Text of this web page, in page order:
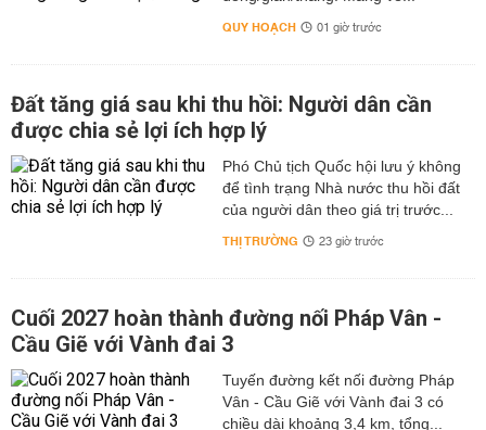
QUY HOẠCH 01 giờ trước
Đất tăng giá sau khi thu hồi: Người dân cần
được chia sẻ lợi ích hợp lý
Phó Chủ tịch Quốc hội lưu ý không
để tình trạng Nhà nước thu hồi đất
của người dân theo giá trị trước...
THỊ TRƯỜNG 23 giờ trước
Cuối 2027 hoàn thành đường nối Pháp Vân -
Cầu Giẽ với Vành đai 3
Tuyến đường kết nối đường Pháp
Vân - Cầu Giẽ với Vành đai 3 có
chiều dài khoảng 3,4 km, tổng...